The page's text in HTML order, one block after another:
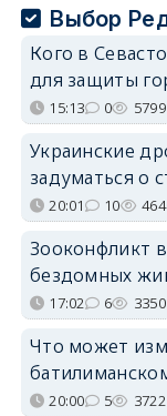
Выбор
Кого в
для защиты
15:13 0 5799
Украинские
задуматься о
20:01 10
Зооконфликт
бездомных
17:02 6 3350
Что может
20:00 5 3722